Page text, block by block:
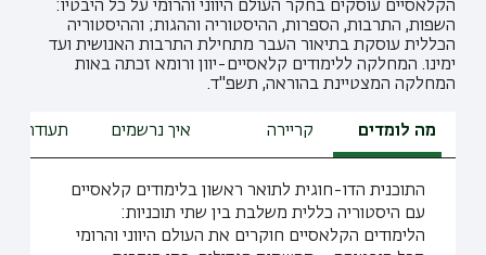
הקלאסיים עוסקים בחקר העולם היווני והרומי על כל היבטיו:
השפות, התרבות, הספרות, ההיסטוריה וההגות; וההיסטוריה
הכללית עוסקת בתיאור העבר מתחילת התרבות האנושית ועד
ימינו. המחלקה ללימודים קלאסיים-יוון ורומא זכתה באות
המחלקה המצטיינת בהוראה, תשפ"ד.
מה לומדים קריירה איך נרשמים תעודת
התוכנית הדו-חוגית לתואר ראשון בלימודים קלאסיים
עם היסטוריה כללית משלבת בין שתי תוכניות:
הלימודים הקלאסיים חוקרים את העולם היווני והרומי